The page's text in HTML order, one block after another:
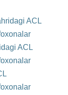
ACL
ACL